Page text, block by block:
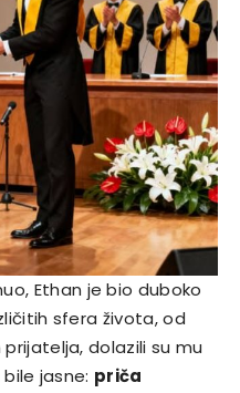
Ethan je bio duboko
sfera života, od
dolazili su mu
jasne: priča